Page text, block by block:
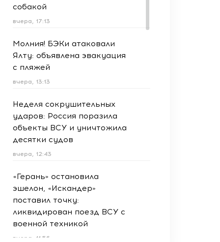
собакой
вчера, 17:13
Молния! БЭКи атаковали
Ялту: объявлена эвакуация
с пляжей
вчера, 13:13
Неделя сокрушительных
ударов: Россия поразила
объекты ВСУ и уничтожила
десятки судов
вчера, 12:43
«Герань» остановила
эшелон, «Искандер»
поставил точку:
ликвидирован поезд ВСУ с
военной техникой
вчера, 11:56